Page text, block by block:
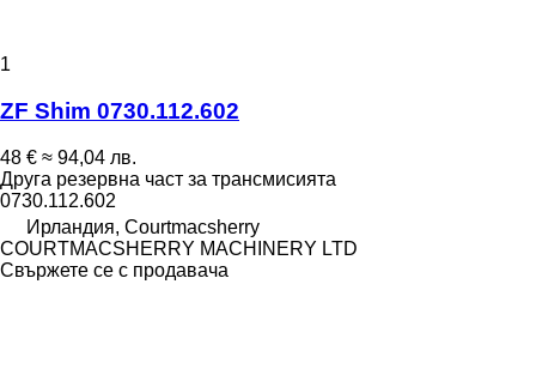
1
ZF Shim 0730.112.602
48 € ≈ 94,04 лв.
Друга резервна част за трансмисията
0730.112.602
Ирландия, Courtmacsherry
COURTMACSHERRY MACHINERY LTD
Свържете се с продавача